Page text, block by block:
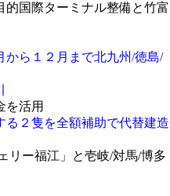
的国際ターミナル整備と竹富
から１２月まで北九州/徳島/
を活用
る２隻を全額補助で代替建造
リー福江」と壱岐/対馬/博多